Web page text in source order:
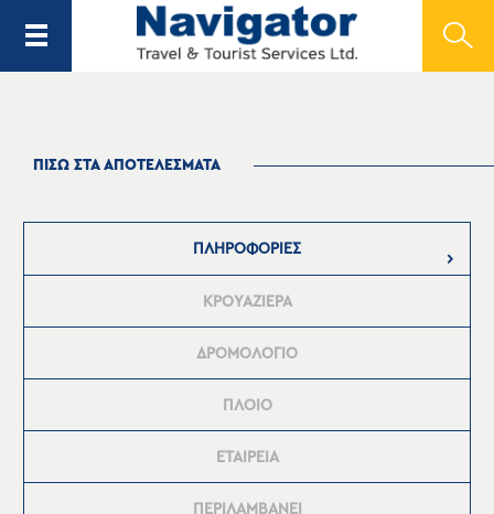
ΠΙΣΩ ΣΤΑ ΑΠΟΤΕΛΕΣΜΑΤΑ
ΠΛΗΡΟΦΟΡΙΕΣ
ΚΡΟΥΑΖΙΕΡΑ
ΔΡΟΜΟΛΟΓΙΟ
ΠΛΟΙΟ
ΕΤΑΙΡΕΙΑ
ΠΕΡΙΛΑΜΒΑΝΕΙ